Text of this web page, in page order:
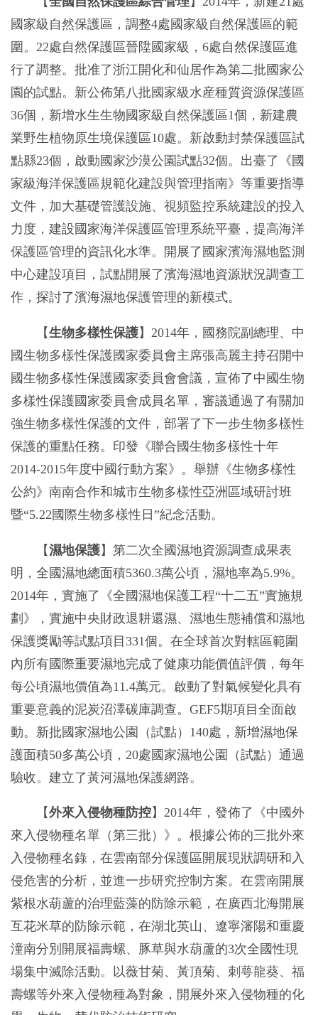
國家級自然保護區，調整4處國家級自然保護區的範
圍。22處自然保護區晉陞國家級，6處自然保護區進
行了調整。批准了浙江開化和仙居作為第二批國家公
園的試點。新公佈第八批國家級水産種質資源保護區
36個，新增水生生物國家級自然保護區1個，新建農
業野生植物原生境保護區10處。新啟動封禁保護區試
點縣23個，啟動國家沙漠公園試點32個。出臺了《國
家級海洋保護區規範化建設與管理指南》等重要指導
文件，加大基礎管護設施、視頻監控系統建設的投入
力度，建設國家海洋保護區管理系統平臺，提高海洋
保護區管理的資訊化水準。開展了國家濱海濕地監測
中心建設項目，試點開展了濱海濕地資源狀況調查工
作，探討了濱海濕地保護管理的新模式。
【生物多樣性保護】2014年，國務院副總理、中
國生物多樣性保護國家委員會主席張高麗主持召開中
國生物多樣性保護國家委員會會議，宣佈了中國生物
多樣性保護國家委員會成員名單，審議通過了有關加
強生物多樣性保護的文件，部署了下一步生物多樣性
保護的重點任務。印發《聯合國生物多樣性十年
2014-2015年度中國行動方案》。舉辦《生物多樣性
公約》南南合作和城市生物多樣性亞洲區域研討班
暨“5.22國際生物多樣性日”紀念活動。
【濕地保護】第二次全國濕地資源調查成果表
明，全國濕地總面積5360.3萬公頃，濕地率為5.9%。
2014年，實施了《全國濕地保護工程“十二五”實施規
劃》，實施中央財政退耕還濕、濕地生態補償和濕地
保護獎勵等試點項目331個。在全球首次對轄區範圍
內所有國際重要濕地完成了健康功能價值評價，每年
每公頃濕地價值為11.4萬元。啟動了對氣候變化具有
重要意義的泥炭沼澤碳庫調查。GEF5期項目全面啟
動。新批國家濕地公園（試點）140處，新增濕地保
護面積50多萬公頃，20處國家濕地公園（試點）通過
驗收。建立了黃河濕地保護網路。
【外來入侵物種防控】2014年，發佈了《中國外
來入侵物種名單（第三批）》。根據公佈的三批外來
入侵物種名錄，在雲南部分保護區開展現狀調研和入
侵危害的分析，並進一步研究控制方案。在雲南開展
紫根水葫蘆的治理藍藻的防除示範，在廣西北海開展
互花米草的防除示範，在湖北英山、遼寧瀋陽和重慶
潼南分別開展福壽螺、豚草與水葫蘆的3次全國性現
場集中滅除活動。以薇甘菊、黃頂菊、刺萼龍葵、福
壽螺等外來入侵物種為對象，開展外來入侵物種的化